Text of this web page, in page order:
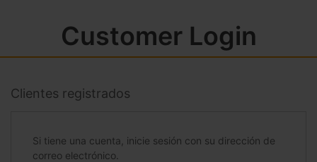
Customer Login
Clientes registrados
Si tiene una cuenta, inicie sesión con su dirección de
correo electrónico.